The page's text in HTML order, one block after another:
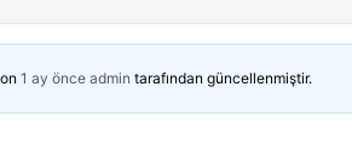
1 ay önce admin tarafından güncellenmiştir.